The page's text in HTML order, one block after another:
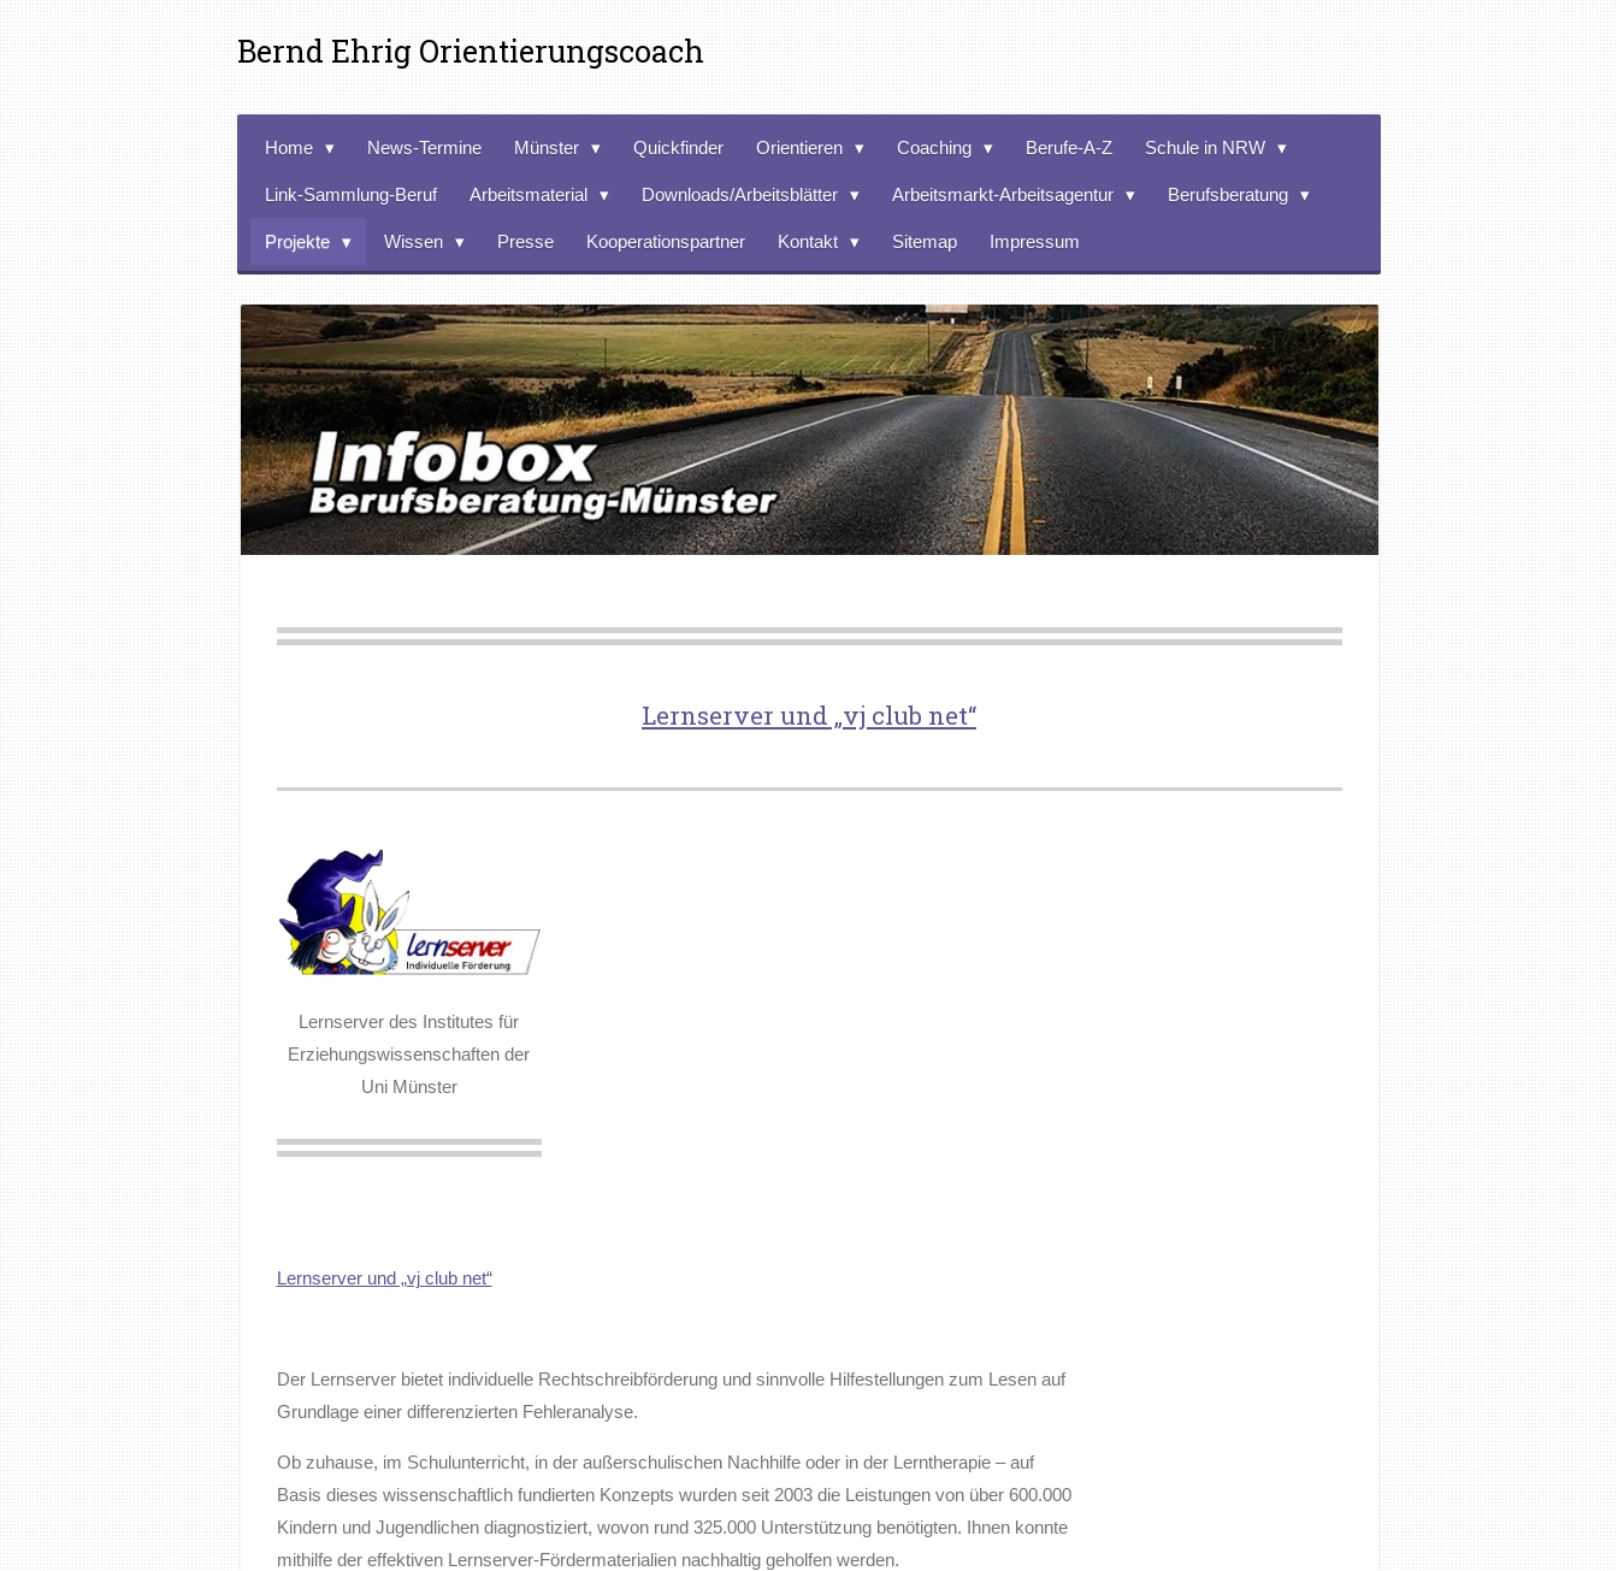
Zum
Hauptinhalt
springen
Bernd Ehrig Orientierungscoach
Home News-Termine Münster Quickfinder Orientieren Coaching Berufe-A-Z Schule in NRW
Link-Sammlung-Beruf Arbeitsmaterial Downloads/Arbeitsblätter Arbeitsmarkt-Arbeitsagentur Berufsberatung
Projekte Wissen Presse Kooperationspartner Kontakt Sitemap Impressum
Lernserver und „vj club net“
Lernserver des Institutes für
Erziehungswissenschaften der
Uni Münster
Lernserver und „vj club net“
Der Lernserver bietet individuelle Rechtschreibförderung und sinnvolle Hilfestellungen zum Lesen auf
Grundlage einer differenzierten Fehleranalyse.
Ob zuhause, im Schulunterricht, in der außerschulischen Nachhilfe oder in der Lerntherapie – auf
Basis dieses wissenschaftlich fundierten Konzepts wurden seit 2003 die Leistungen von über 600.000
Kindern und Jugendlichen diagnostiziert, wovon rund 325.000 Unterstützung benötigten. Ihnen konnte
mithilfe der effektiven Lernserver-Fördermaterialien nachhaltig geholfen werden.